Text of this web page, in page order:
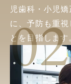
児歯科・小児
に、予防も重
とを目指します
02